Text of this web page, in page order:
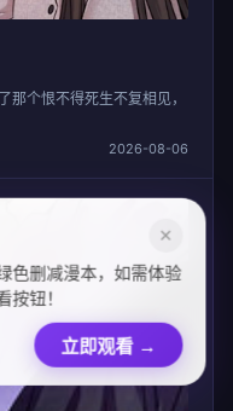
那个恨不得死生不复相见，
2026-08-06
✕
色删减漫本，如需体验
按钮！
立即观看 →